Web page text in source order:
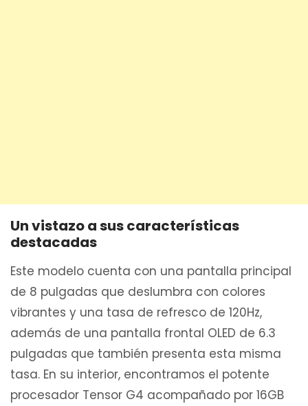
Un vistazo a sus características
destacadas
Este modelo cuenta con una pantalla principal
de 8 pulgadas que deslumbra con colores
vibrantes y una tasa de refresco de 120Hz,
además de una pantalla frontal OLED de 6.3
pulgadas que también presenta esta misma
tasa. En su interior, encontramos el potente
procesador Tensor G4 acompañado por 16GB